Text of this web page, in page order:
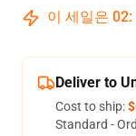
이 세일은 02:
Deliver to
Cost to ship:
Standard -